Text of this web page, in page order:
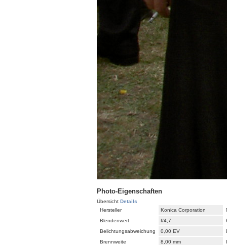
Photo-Eigenschaften
Übersicht Details
Hersteller
Konica Corporation
Blendenwert
f/4,7
Belichtungsabweichung
0,00 EV
Brennweite
8,00 mm